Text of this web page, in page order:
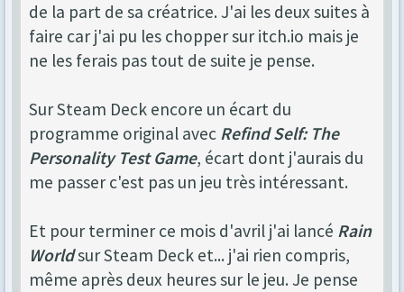
de la part de sa créatrice. J'ai les deux suites à
faire car j'ai pu les chopper sur itch.io mais je
ne les ferais pas tout de suite je pense.
Sur Steam Deck encore un écart du
programme original avec Refind Self: The
Personality Test Game, écart dont j'aurais du
me passer c'est pas un jeu très intéressant.
Et pour terminer ce mois d'avril j'ai lancé Rain
Worldsur Steam Deck et... j'ai rien compris,
même après deux heures sur le jeu. Je pense